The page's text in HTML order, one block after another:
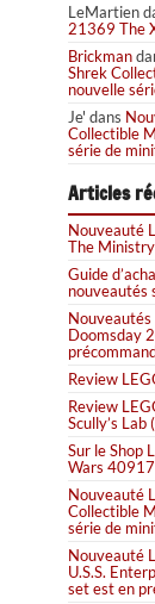
LeMartien
21369 The
Brickman
Shrek
nouvelle
Je' dans
Collectible
série de
Articles
Nouveauté
The
Guide
nouveautés
Doomsday
Review
Review
Scully’s Lab
Sur le Shop
Wars
Nouveauté
Collectible
série de
Nouveauté
U.S.S.
set est en